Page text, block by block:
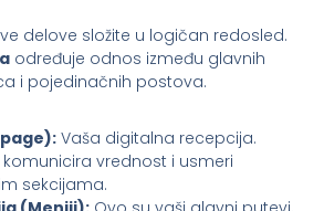
delove složite u logičan redosled.
određuje odnos između glavnih
i pojedinačnih postova.
Vaša digitalna recepcija.
vrednost i usmeri
sekcijama.